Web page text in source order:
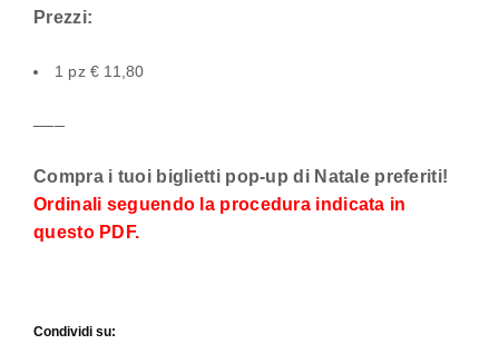
Prezzi:
1 pz € 11,80
Compra i tuoi biglietti pop-up di Natale preferiti!
Ordinali seguendo la procedura indicata in
questo PDF.
Condividi su: